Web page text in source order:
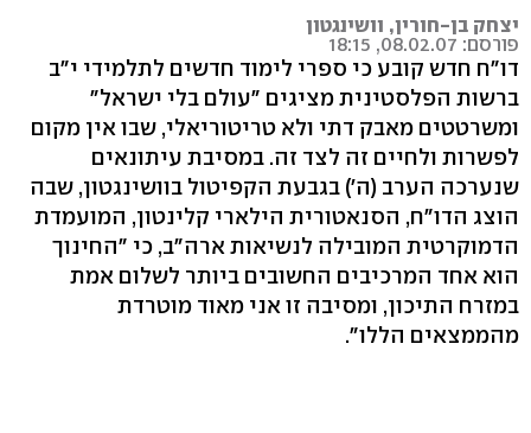
יצחק בן-חורין, וושינגטון
פורסם: 08.02.07, 18:15
דו"ח חדש קובע כי ספרי לימוד חדשים לתלמידי י"ב
ברשות הפלסטינית מציגים "עולם בלי ישראל"
ומשרטטים מאבק דתי ולא טריטוריאלי, שבו אין מקום
לפשרות ולחיים זה לצד זה. במסיבת עיתונאים
שנערכה הערב (ה') בגבעת הקפיטול בוושינגטון, שבה
הוצג הדו"ח, הסנאטורית הילארי קלינטון, המועמדת
הדמוקרטית המובילה לנשיאות ארה"ב, כי "החינוך
הוא אחד המרכיבים החשובים ביותר לשלום אמת
במזרח התיכון, ומסיבה זו אני מאוד מוטרדת
מהממצאים הללו".